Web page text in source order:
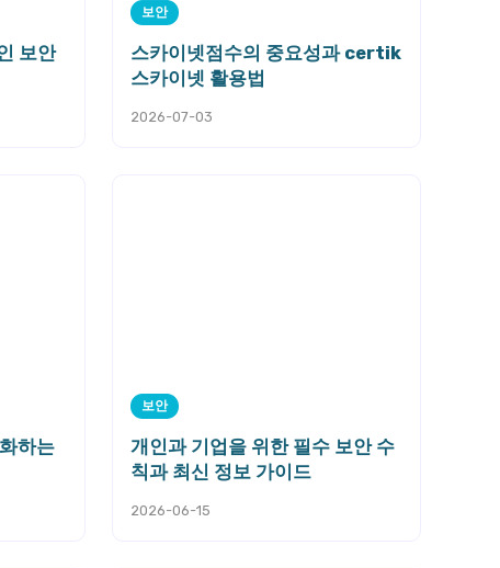
보안
보안
스카이넷점수의 중요성과 certik
스카이넷 활용법
2026-07-03
하는
보안
개인과 기업을 위한 필수 보안 수
칙과 최신 정보 가이드
2026-06-15